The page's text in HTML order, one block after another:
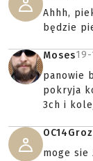
Ahhh,
będzie
Moses
panowie
pokryja
3ch i
moge sie